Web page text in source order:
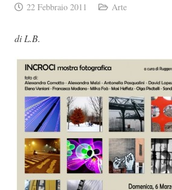
22 Febbraio 2011 Arte
di L.B.